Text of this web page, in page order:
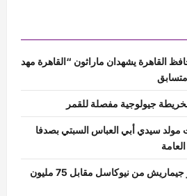
القاهرة يشهدان ماراثون “القاهرة مهد
جيولوجية مفصلة للقمر
مولد سيدي أبي العباس السبتي بصدفا
رسميًا.. أرسنال يضم برونو جيماريش من نيوكاسل مقابل 75 مليون